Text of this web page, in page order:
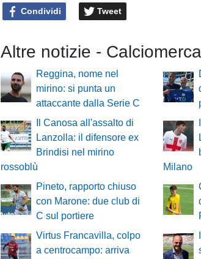
Condividi Tweet
Altre notizie -
Reggina, nome nel
mirino: si punta un
attaccante dalla Serie C
Il Canosa all'assalto di
Lanzolla: il difensore ex
Brindisi nel mirino
rossoblù
Milano
Pineto, rapporto chiuso
con Marone: due club di
C sul portiere
Virtus Francavilla, colpo
a centrocampo: arriva